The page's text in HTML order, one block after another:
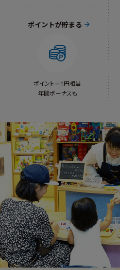
ポイントが貯まる
ポイント＝1円相当
年間ボーナスも